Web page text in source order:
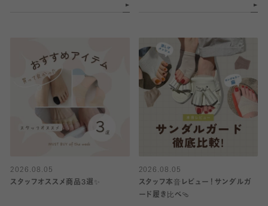
2026.08.05
スタッフオススメ商品3選✨
2026.08.05
スタッフ本音レビュー！サンダルガ
ード履き比べ🩴